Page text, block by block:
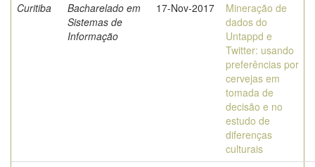
Curitiba
Bacharelado em
Sistemas de
Informação
17-Nov-2017
Mineração de
dados do
Untappd e
Twitter: usando
preferências por
cervejas em
tomada de
decisão e no
estudo de
diferenças
culturais